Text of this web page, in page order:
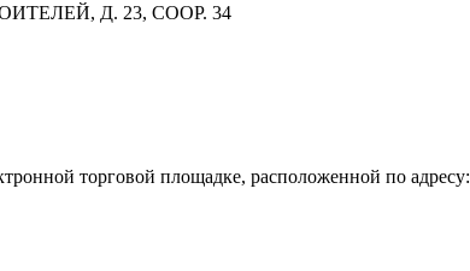
Д. 23, СООР. 34
торговой площадке, расположенной по адресу: